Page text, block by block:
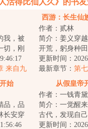
活得比仙人久》的书
我，被
切，刚
的熟
来自九
西游：长生仙
作者：贰林
简介：姜义穿
开荒，躬身种
想这便是此生
矣。偏是那五
更新时间：
最新章节： 第
太白，道会难入
始
品，品
长安穿
落选
从假皇帝
作者：一钱青黛
简介：一觉醒
古代，发现自
帝的影子！影
更新时间：